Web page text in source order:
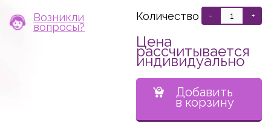
Возникли
вопросы?
Количество - +
Цена
рассчитывается
индивидуально
Добавить
в корзину